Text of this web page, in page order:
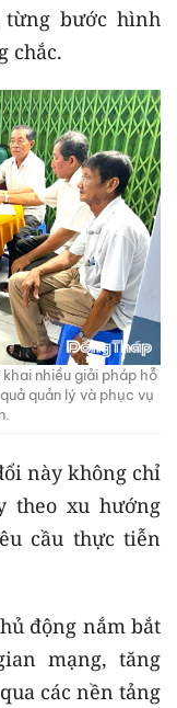
từng bước hình
chắc.
nhiều giải pháp hỗ
quản lý và phục vụ
này không chỉ
theo xu hướng
cầu thực tiễn
động nắm bắt
mạng, tăng
các nền tảng